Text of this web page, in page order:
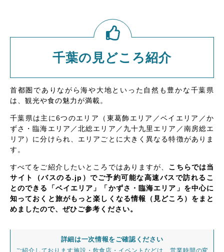
千葉の見どころ紹介
首都圏でありながら海や大地といった自然も豊かな千葉県
は、観光や食の魅力が満載。
千葉県は主に6つのエリア（東葛飾エリア／ベイエリア／か
ずさ・臨海エリア／北総エリア／九十九里エリア／南房総エ
リア）に分けられ、エリアごとに大きく異なる特徴がありま
す。
すべてをご紹介したいところではありますが、 こちらでは当
サイト（バスのる.jp）でご予約可能な高速バスで訪れるこ
とのできる「ベイエリア」「かずさ・臨海エリア」を中心に
知っておくと旅がもっと楽しくなる情報（見どころ）をまと
めましたので、ぜひご参考ください。
詳細は一次情報をご確認ください
ご紹介しております施設・飲食店・イベントなどは、営業時間の変